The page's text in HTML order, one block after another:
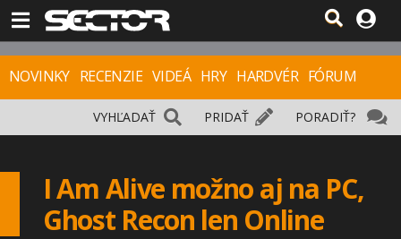
NOVINKY RECENZIE VIDEÁ HRY HARDVÉR FÓRUM
PORADIŤ?
PRIDAŤ
VYHĽADAŤ
I Am Alive možno aj na PC,
Ghost Recon len Online